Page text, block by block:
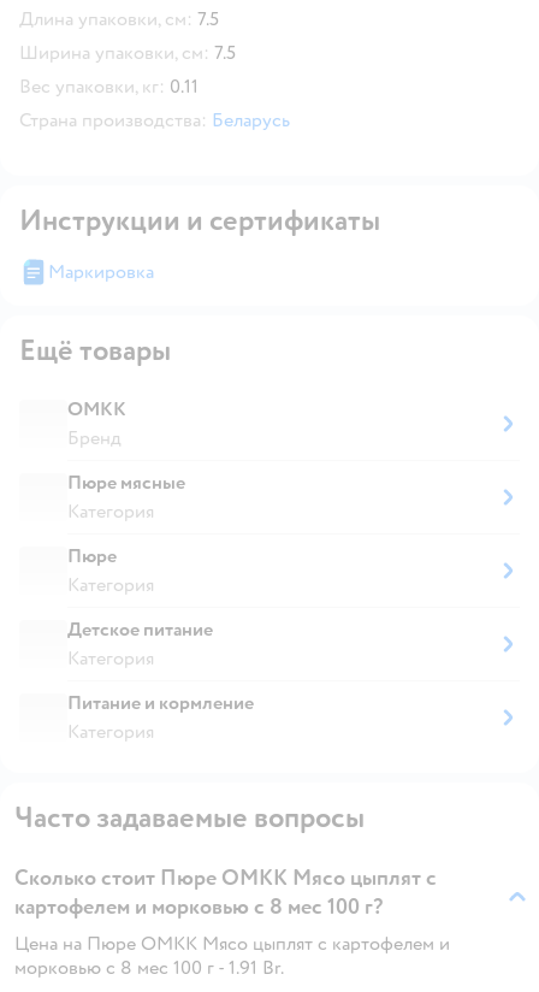
Длина упаковки, см: 7.5
Ширина упаковки, см: 7.5
Вес упаковки, кг: 0.11
Страна производства: Беларусь
Инструкции и сертификаты
Маркировка
Ещё товары
ОМКК
Бренд
Пюре мясные
Категория
Пюре
Категория
Детское питание
Категория
Питание и кормление
Категория
Часто задаваемые вопросы
Сколько стоит Пюре ОМКК Мясо цыплят с
картофелем и морковью с 8 мес 100 г?
Цена на Пюре ОМКК Мясо цыплят с картофелем и
морковью с 8 мес 100 г - 1.91 Br.